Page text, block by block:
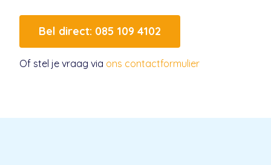
Bel direct: 085 109 4102
Of stel je vraag via ons contactformulier